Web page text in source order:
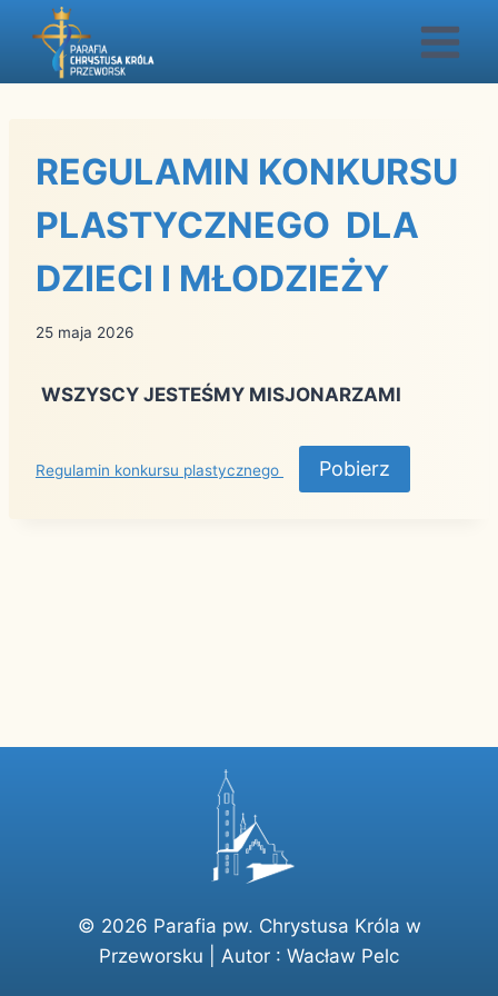
Przejdź
REGULAMIN KONKURSU
PLASTYCZNEGO DLA
DZIECI I MŁODZIEŻY
25 maja 2026
WSZYSCY JESTEŚMY MISJONARZAMI
Regulamin konkursu plastycznego Pobierz
© 2026 Parafia pw. Chrystusa Króla w
Przeworsku | Autor : Wacław Pelc